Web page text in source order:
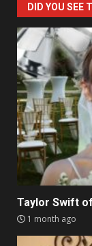
DID YOU SEE
Taylor Swift
1 month ago